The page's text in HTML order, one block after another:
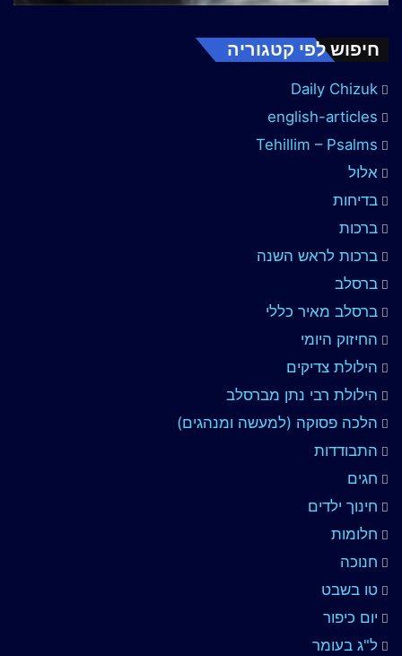
חיפוש לפי קטגוריה
Daily Chizuk
english-articles
Tehillim – Psalms
אלול
בדיחות
ברכות
ברכות לראש השנה
ברסלב
ברסלב מאיר כללי
החיזוק היומי
הילולת צדיקים
הילולת רבי נתן מברסלב
הלכה פסוקה (למעשה ומנהגים)
התבודדות
חגים
חינוך ילדים
חלומות
חנוכה
טו בשבט
יום כיפור
ל"ג בעומר